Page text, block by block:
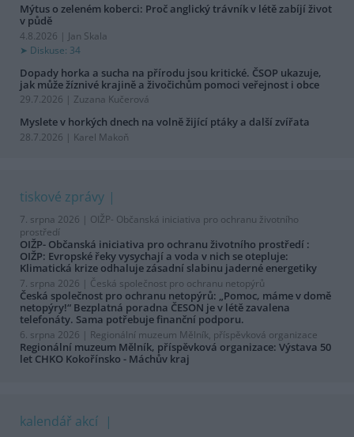
Mýtus o zeleném koberci: Proč anglický trávník v létě zabíjí život
v půdě
4.8.2026 | Jan Skala
Diskuse: 34
Dopady horka a sucha na přírodu jsou kritické. ČSOP ukazuje,
jak může žíznivé krajině a živočichům pomoci veřejnost i obce
29.7.2026 | Zuzana Kučerová
Myslete v horkých dnech na volně žijící ptáky a další zvířata
28.7.2026 | Karel Makoň
tiskové zprávy
7. srpna 2026 | OIŽP- Občanská iniciativa pro ochranu životního
prostředí
OIŽP- Občanská iniciativa pro ochranu životního prostředí :
OIŽP: Evropské řeky vysychají a voda v nich se otepluje:
Klimatická krize odhaluje zásadní slabinu jaderné energetiky
7. srpna 2026 | Česká společnost pro ochranu netopýrů
Česká společnost pro ochranu netopýrů: „Pomoc, máme v domě
netopýry!“ Bezplatná poradna ČESON je v létě zavalena
telefonáty. Sama potřebuje finanční podporu.
6. srpna 2026 | Regionální muzeum Mělník, příspěvková organizace
Regionální muzeum Mělník, příspěvková organizace: Výstava 50
let CHKO Kokořínsko - Máchův kraj
kalendář akcí